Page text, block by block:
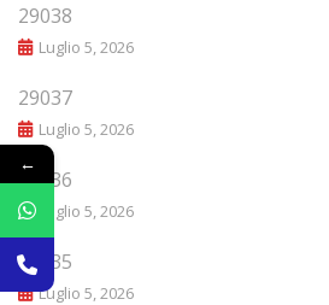
29038
Luglio 5, 2026
29037
Luglio 5, 2026
29036
Luglio 5, 2026
29035
Luglio 5, 2026
←